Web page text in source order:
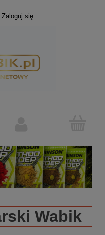
Zaloguj się
Wabik